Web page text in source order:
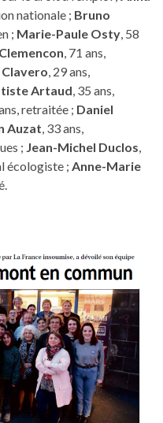
nationale ; Bruno
; Marie-Paule Osty, 58
, 71 ans,
, 29 ans,
Artaud, 35 ans,
retraitée ; Daniel
Auzat, 33 ans,
; Jean-Michel Duclos,
écologiste ; Anne-Marie